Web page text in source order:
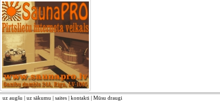
uz augšu | uz sākumu | saites | kontakti | Mūsu draugi